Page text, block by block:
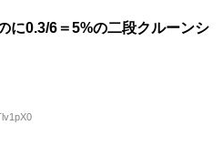
0.3/6＝5%の二段クルーンシ